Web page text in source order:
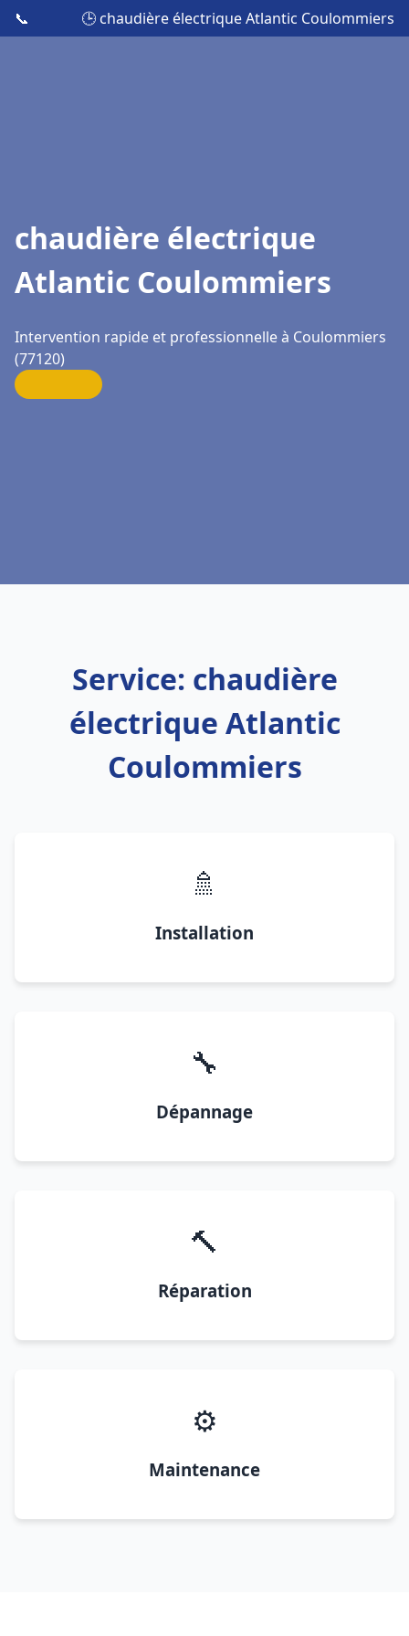
📞 🕒 chaudière électrique Atlantic Coulommiers
chaudière électrique
Atlantic Coulommiers
Intervention rapide et professionnelle à Coulommiers
(77120)
Service: chaudière
électrique Atlantic
Coulommiers
🚿
Installation
🔧
Dépannage
🔨
Réparation
⚙️
Maintenance